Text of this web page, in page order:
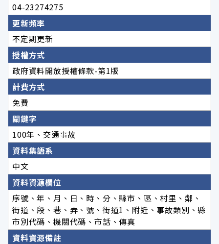
04-23274275
更新頻率
不定期更新
授權方式
政府資料開放授權條款-第1版
計費方式
免費
關鍵字
100年、交通事故
資料集語系
中文
資料資源欄位
序號、年、月、日、時、分、縣市、區、村里、鄰、
街道、段、巷、弄、號、街道1、附近、事故類別、縣
市別代碼、機關代碼、市話、傳真
資料資源備註